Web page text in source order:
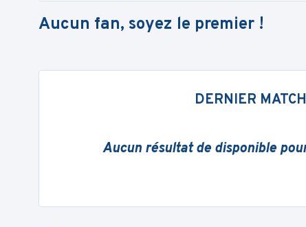
Aucun fan, soyez le premier !
DERNIER MATCH
Aucun résultat de disponible